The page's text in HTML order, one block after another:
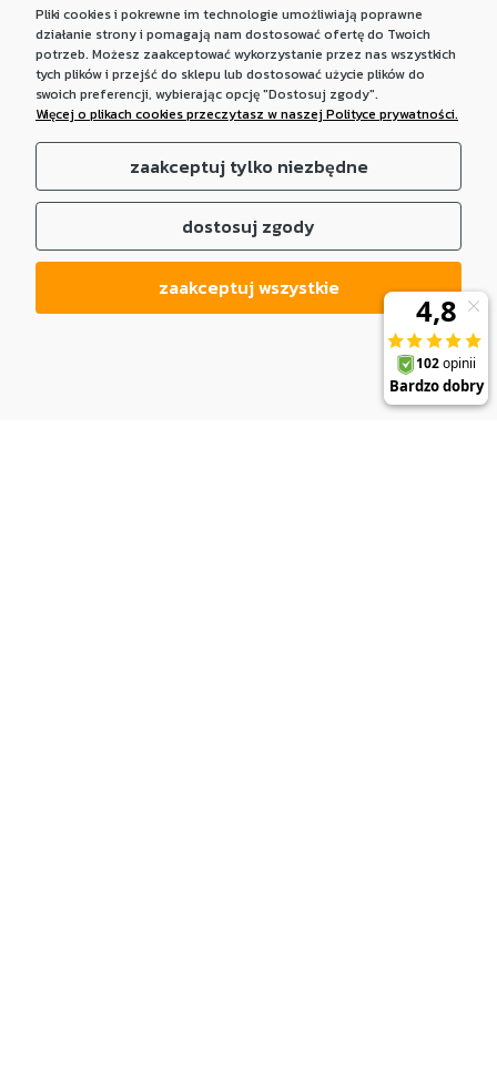
Pliki cookies i pokrewne im technologie umożliwiają poprawne
działanie strony i pomagają nam dostosować ofertę do Twoich
potrzeb. Możesz zaakceptować wykorzystanie przez nas wszystkich
tych plików i przejść do sklepu lub dostosować użycie plików do
swoich preferencji, wybierając opcję "Dostosuj zgody".
Więcej o plikach cookies przeczytasz w naszej Polityce prywatności.
zaakceptuj tylko niezbędne
dostosuj zgody
zaakceptuj wszystkie